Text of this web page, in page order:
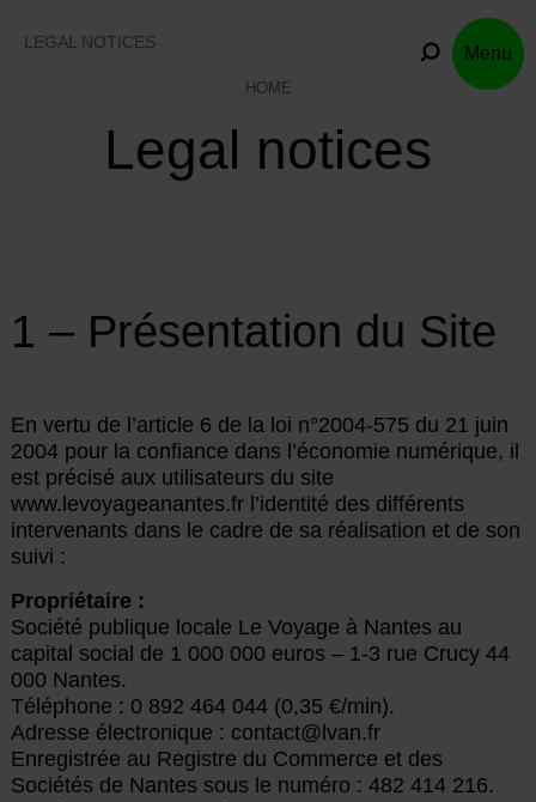
LEGAL NOTICES
Menu
HOME
Legal notices
1 – Présentation du Site
En vertu de l’article 6 de la loi n°2004-575 du 21 juin
2004 pour la confiance dans l’économie numérique, il
est précisé aux utilisateurs du site
www.levoyageanantes.fr l’identité des différents
intervenants dans le cadre de sa réalisation et de son
suivi :
Propriétaire :
Société publique locale Le Voyage à Nantes au
capital social de 1 000 000 euros – 1-3 rue Crucy 44
000 Nantes.
Téléphone : 0 892 464 044 (0,35 €/min).
Adresse électronique : contact@lvan.fr
Enregistrée au Registre du Commerce et des
Sociétés de Nantes sous le numéro : 482 414 216.